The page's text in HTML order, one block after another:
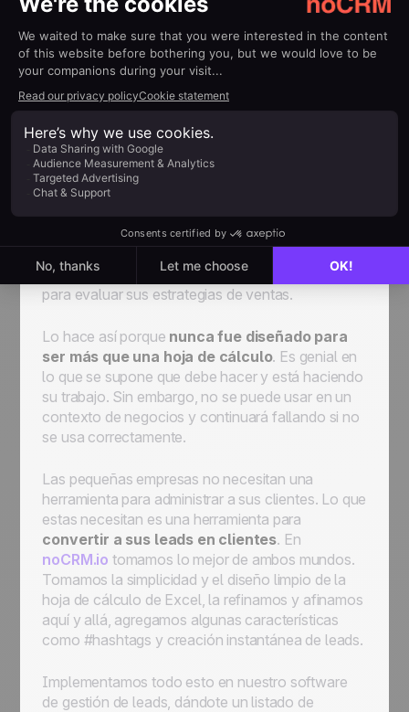
De la prospección con
Excel a Hojas de
Cálculo de Ventas
Esteroides
La hoja de cálculo de Excel te ofrece unavista
directa de tus datos. De hecho, solo te muestra
información que el gerente de ventas pueda usar
para evaluar sus estrategias de ventas.
Lo hace así porque nunca fue diseñado para
ser más que una hoja de cálculo. Es genial en
lo que se supone que debe hacer y está haciendo
su trabajo. Sin embargo, no se puede usar en un
contexto de negocios y continuará fallando si no
se usa correctamente.
Las pequeñas empresas no necesitan una
herramienta para administrar a sus clientes. Lo que
estas necesitan es una herramienta para
convertir a sus leads en clientes. En
noCRM.io tomamos lo mejor de ambos mundos.
Tomamos la simplicidad y el diseño limpio de la
hoja de cálculo de Excel, la refinamos y afinamos
aquí y allá, agregamos algunas características
como #hashtags y creación instantánea de leads.
Implementamos todo esto en nuestro software
de gestión de leads, dándote un listado de